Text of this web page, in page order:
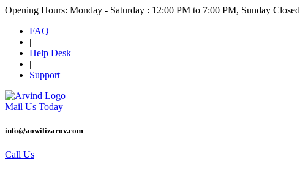
Opening Hours: Monday - Saturday : 12:00 PM to 7:00 PM, Sunday Closed
FAQ
|
Help Desk
|
Support
Mail Us Today
info@aowilizarov.com
Call Us